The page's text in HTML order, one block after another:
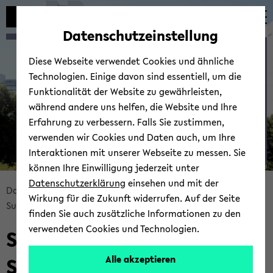
Automatische
vermeiden
zum
wechseln
zum
wechseln
zum
wechseln
Bread­
crumb
sprin­
gen
und
Data Sci­ence
Tea­ching
Sum­mer 2024: Baye­si­an Sta­tis­tics I
Sta­tis­tics I
© Uni­ver­si­tät Bie­le­feld
Sum­mer 2024: Baye­si­an
Sta­tis­tics I
Datenschutzeinstellung
Diese Webseite verwendet Cookies und ähnliche
Technologien. Einige davon sind essentiell, um die
Funktionalität der Website zu gewährleisten,
während andere uns helfen, die Website und Ihre
Erfahrung zu verbessern. Falls Sie zustimmen,
verwenden wir Cookies und Daten auch, um Ihre
Interaktionen mit unserer Webseite zu messen. Sie
können Ihre Einwilligung jederzeit unter
Datenschutzerklärung einsehen und mit der
Wirkung für die Zukunft widerrufen. Auf der Seite
finden Sie auch zusätzliche Informationen zu den
verwendeten Cookies und Technologien.
Alle akzeptieren